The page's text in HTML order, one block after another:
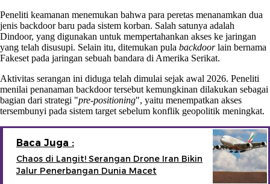
Peneliti keamanan menemukan bahwa para peretas menanamkan dua
jenis backdoor baru pada sistem korban. Salah satunya adalah
Dindoor, yang digunakan untuk mempertahankan akses ke jaringan
yang telah disusupi. Selain itu, ditemukan pula backdoorlain bernama
Fakeset pada jaringan sebuah bandara di Amerika Serikat.
Aktivitas serangan ini diduga telah dimulai sejak awal 2026. Peneliti
menilai penanaman backdoor tersebut kemungkinan dilakukan sebagai
bagian dari strategi "pre-positioning", yaitu menempatkan akses
tersembunyi pada sistem target sebelum konflik geopolitik meningkat.
Baca Juga :
Chaos di Langit! Serangan Drone Iran Bikin
Jalur Penerbangan Dunia Macet